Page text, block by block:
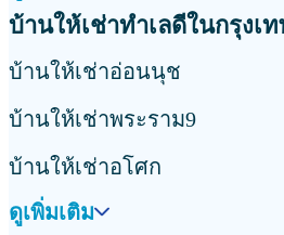
บ้านให้เช่าทำเลดีในกรุงเ
บ้านให้เช่าอ่อนนุช
บ้านให้เช่าพระราม9
บ้านให้เช่าอโศก
ดูเพิ่มเติม